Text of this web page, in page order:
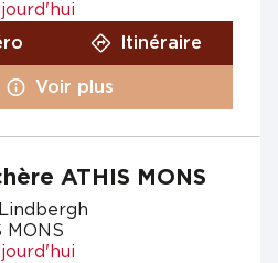
Itinéraire
Voir plus
ATHIS MONS
MONS